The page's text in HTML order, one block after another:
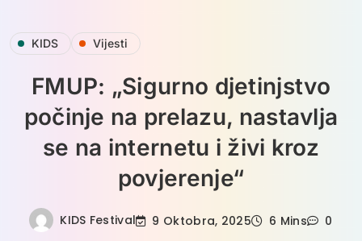
Skip
content
KIDS Vijesti
FMUP: „Sigurno djetinjstvo
počinje na prelazu, nastavlja
se na internetu i živi kroz
povjerenje“
KIDS Festival 9 Oktobra, 2025 6 Mins 0